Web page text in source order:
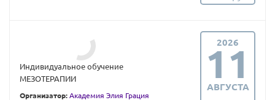
Индивидуальное обучение
МЕЗОТЕРАПИИ
Организатор: Академия Элия Грация
2026
11
АВГУСТА